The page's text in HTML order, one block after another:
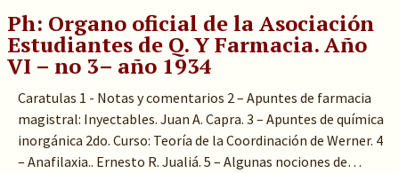
Ph: Organo oficial de la Asociación
Estudiantes de Q. Y Farmacia. Año
VI – no 3– año 1934
Caratulas 1 - Notas y comentarios 2 – Apuntes de farmacia
magistral: Inyectables. Juan A. Capra. 3 – Apuntes de química
inorgánica 2do. Curso: Teoría de la Coordinación de Werner. 4
– Anafilaxia.. Ernesto R. Jualiá. 5 – Algunas nociones de…